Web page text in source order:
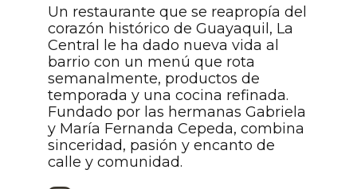
Un restaurante que se reapropía del
corazón histórico de Guayaquil, La
Central le ha dado nueva vida al
barrio con un menú que rota
semanalmente, productos de
temporada y una cocina refinada.
Fundado por las hermanas Gabriela
y María Fernanda Cepeda, combina
sinceridad, pasión y encanto de
calle y comunidad.